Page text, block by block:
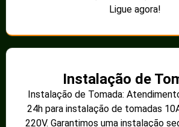
Ligue agora!
Instalação de
Instalação de Tomada:
24h para instalação de tomadas
220V. Garantimos uma instalação